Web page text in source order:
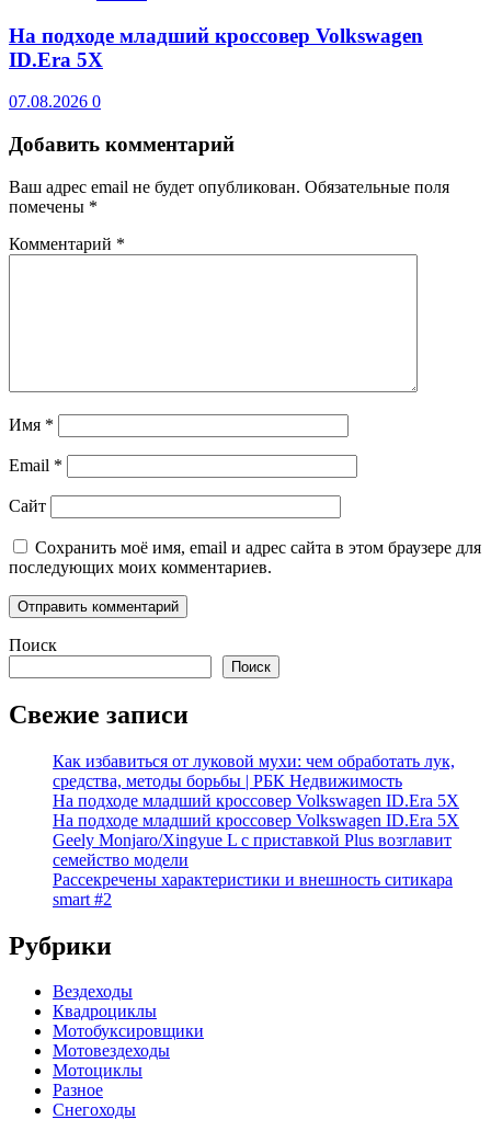
На подходе младший кроссовер Volkswagen
ID.Era 5X
07.08.2026 0
Добавить комментарий
Ваш адрес email не будет опубликован. Обязательные поля
помечены *
Комментарий *
Имя *
Email *
Сайт
Сохранить моё имя, email и адрес сайта в этом браузере для
последующих моих комментариев.
Поиск
Поиск
Свежие записи
Как избавиться от луковой мухи: чем обработать лук,
средства, методы борьбы | РБК Недвижимость
На подходе младший кроссовер Volkswagen ID.Era 5X
На подходе младший кроссовер Volkswagen ID.Era 5X
Geely Monjaro/Xingyue L с приставкой Plus возглавит
семейство модели
Рассекречены характеристики и внешность ситикара
smart #2
Рубрики
Вездеходы
Квадроциклы
Мотобуксировщики
Мотовездеходы
Мотоциклы
Разное
Снегоходы